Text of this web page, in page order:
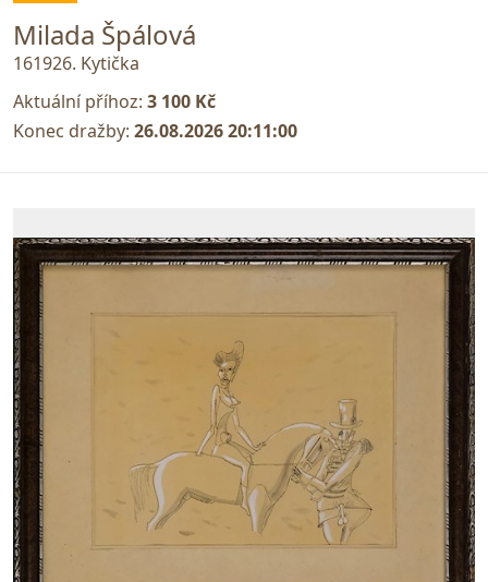
Milada Špálová
161926. Kytička
Aktuální příhoz: 3 100 Kč
Konec dražby: 26.08.2026 20:11:00